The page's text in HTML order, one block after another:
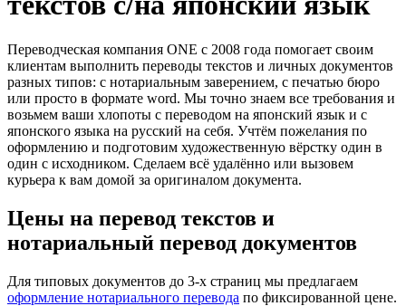
Переводческая компания ONE с 2008 года помогает своим
клиентам выполнить переводы текстов и личных документов
разных типов: с нотариальным заверением, с печатью бюро
или просто в формате word. Мы точно знаем все требования и
возьмем ваши хлопоты с переводом на японский язык и с
японского языкa на русский на себя. Учтём пожелания по
оформлению и подготовим художественную вёрстку один в
один с исходником. Сделаем всё удалённо или вызовем
курьера к вам домой за оригиналом документа.
Цены на перевод текстов и
нотариальный перевод документов
Для типовых документов до 3-х страниц мы предлагаем
оформление нотариального перевода по фиксированной цене.